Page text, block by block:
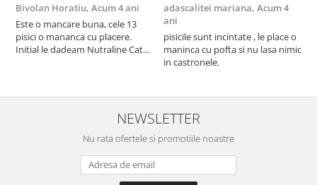
Bivolan Horatiu, Acum 4 ani
Este o mancare buna, cele 13
pisici o mananca cu placere.
Initial le dadeam Nutraline Cat
nu o mananca cu placere. Eu
sunt multumit si voi continua cu
adascalitei mariana, Acum 4
ani
pisicile sunt incintate , le place o
maninca cu pofta si nu lasa nimic
in castronele.
NEWSLETTER
Nu rata ofertele si promotiile noastre